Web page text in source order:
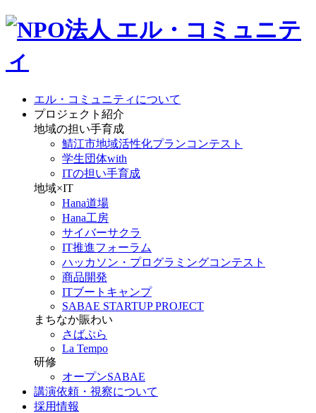
エル・コミュニティについて
プロジェクト紹介
地域の担い手育成
鯖江市地域活性化プランコンテスト
学生団体with
ITの担い手育成
地域×IT
Hana道場
Hana工房
サイバーサクラ
IT推進フォーラム
ハッカソン・プログラミングコンテスト
商品開発
ITブートキャンプ
SABAE STARTUP PROJECT
まちなか賑わい
さばぷら
La Tempo
研修
オープンSABAE
講演依頼・視察について
採用情報